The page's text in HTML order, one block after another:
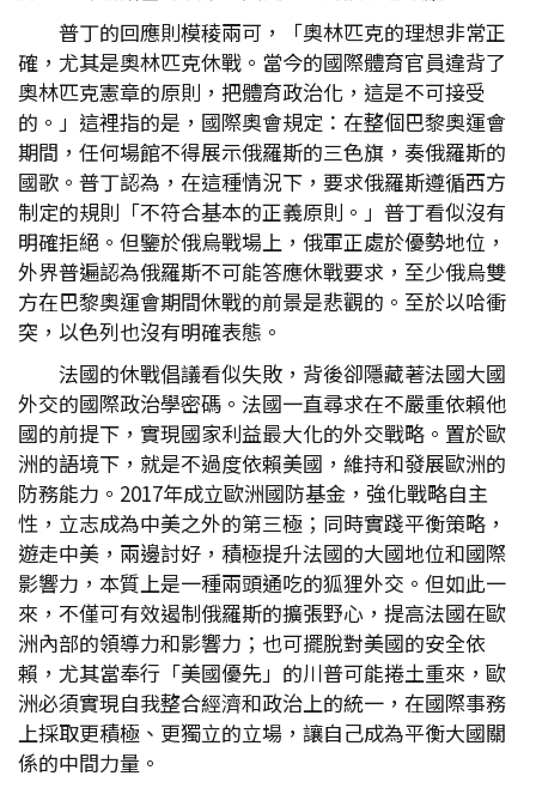
普丁的回應則模稜兩可，「奧林匹克的理想非常正
確，尤其是奧林匹克休戰。當今的國際體育官員違背了
奧林匹克憲章的原則，把體育政治化，這是不可接受
的。」這裡指的是，國際奧會規定：在整個巴黎奧運會
期間，任何場館不得展示俄羅斯的三色旗，奏俄羅斯的
國歌。普丁認為，在這種情況下，要求俄羅斯遵循西方
制定的規則「不符合基本的正義原則。」普丁看似沒有
明確拒絕。但鑒於俄烏戰場上，俄軍正處於優勢地位，
外界普遍認為俄羅斯不可能答應休戰要求，至少俄烏雙
方在巴黎奧運會期間休戰的前景是悲觀的。至於以哈衝
突，以色列也沒有明確表態。
法國的休戰倡議看似失敗，背後卻隱藏著法國大國
外交的國際政治學密碼。法國一直尋求在不嚴重依賴他
國的前提下，實現國家利益最大化的外交戰略。置於歐
洲的語境下，就是不過度依賴美國，維持和發展歐洲的
防務能力。2017年成立歐洲國防基金，強化戰略自主
性，立志成為中美之外的第三極；同時實踐平衡策略，
遊走中美，兩邊討好，積極提升法國的大國地位和國際
影響力，本質上是一種兩頭通吃的狐狸外交。但如此一
來，不僅可有效遏制俄羅斯的擴張野心，提高法國在歐
洲內部的領導力和影響力；也可擺脫對美國的安全依
賴，尤其當奉行「美國優先」的川普可能捲土重來，歐
洲必須實現自我整合經濟和政治上的統一，在國際事務
上採取更積極、更獨立的立場，讓自己成為平衡大國關
係的中間力量。